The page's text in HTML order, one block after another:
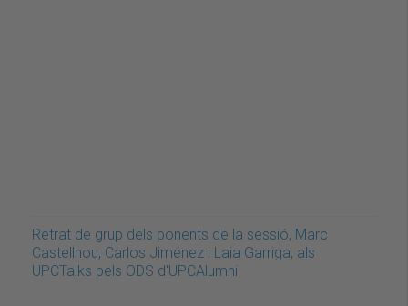
Retrat de grup dels ponents de la sessió, Marc
Castellnou, Carlos Jiménez i Laia Garriga, als
UPCTalks pels ODS d'UPCAlumni